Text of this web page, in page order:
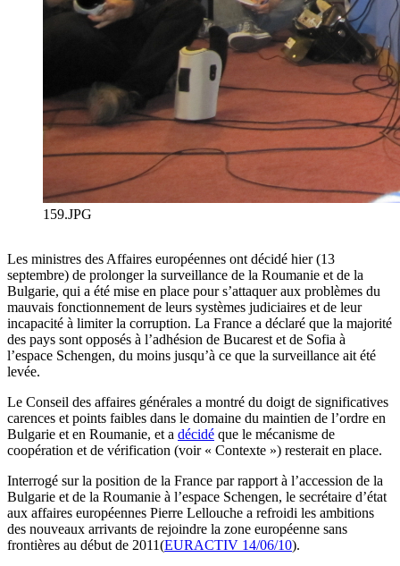
159.JPG
Les ministres des Affaires européennes ont décidé hier (13
septembre) de prolonger la surveillance de la Roumanie et de la
Bulgarie, qui a été mise en place pour s’attaquer aux problèmes du
mauvais fonctionnement de leurs systèmes judiciaires et de leur
incapacité à limiter la corruption. La France a déclaré que la majorité
des pays sont opposés à l’adhésion de Bucarest et de Sofia à
l’espace Schengen, du moins jusqu’à ce que la surveillance ait été
levée.
Le Conseil des affaires générales a montré du doigt de significatives
carences et points faibles dans le domaine du maintien de l’ordre en
Bulgarie et en Roumanie, et a décidé que le mécanisme de
coopération et de vérification (voir « Contexte ») resterait en place.
Interrogé sur la position de la France par rapport à l’accession de la
Bulgarie et de la Roumanie à l’espace Schengen, le secrétaire d’état
aux affaires européennes Pierre Lellouche a refroidi les ambitions
des nouveaux arrivants de rejoindre la zone européenne sans
frontières au début de 2011(EURACTIV 14/06/10).